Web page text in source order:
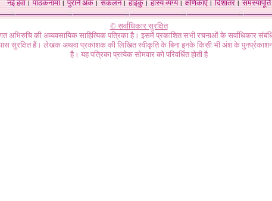
नई हवा। पाठकनामा। पुराने अंक। संकलन। हाइकु। हास्य व्यंग्य। क्षणिकाएँ। दिशांतर। समस्यापूर्ति
© सर्वाधिकार सुरक्षित
अभिरुचि की अव्यवसायिक साहित्यिक पत्रिका है। इसमें प्रकाशित सभी रचनाओं के सर्वाधिकार
सुरक्षित हैं। लेखक अथवा प्रकाशक की लिखित स्वीकृति के बिना इनके किसी भी अंश के
है। यह पत्रिका प्रत्येक सोमवार को परिवर्धित होती है